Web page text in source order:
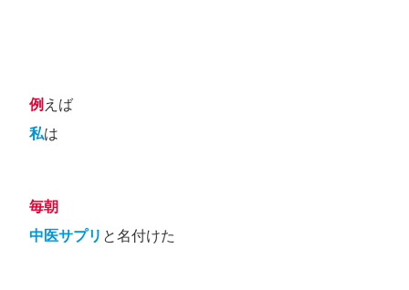
例 えば
私は
毎朝
中医サプリ と名付けた